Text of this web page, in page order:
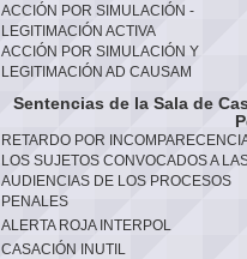
ACCIÓN POR SIMULACIÓN -
LEGITIMACIÓN ACTIVA
ACCIÓN POR SIMULACIÓN Y
LEGITIMACIÓN AD CAUSAM
Sentencias de la Sala de
RETARDO POR
LOS SUJETOS CONVOCADOS A
AUDIENCIAS DE LOS PROCESOS
PENALES
ALERTA ROJA INTERPOL
CASACIÓN INUTIL